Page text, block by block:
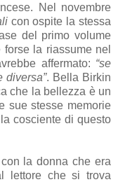
Nel novembre
con ospite la stessa
del primo volume
forse la riassume nel
affermato: “se
diversa”. Bella Birkin
che la bellezza è un
sue stesse memorie
cosciente di questo
la donna che era
lettore che si trova